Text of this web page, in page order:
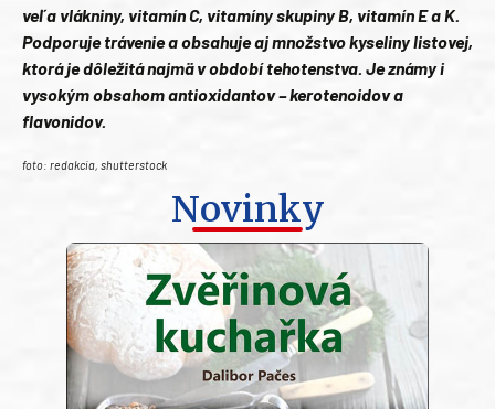
veľa vlákniny, vitamín C, vitamíny skupiny B, vitamín E a K.
Podporuje trávenie a obsahuje aj množstvo kyseliny listovej,
ktorá je dôležitá najmä v období tehotenstva. Je známy i
vysokým obsahom antioxidantov – kerotenoidov a
flavonidov.
foto: redakcia, shutterstock
Novinky